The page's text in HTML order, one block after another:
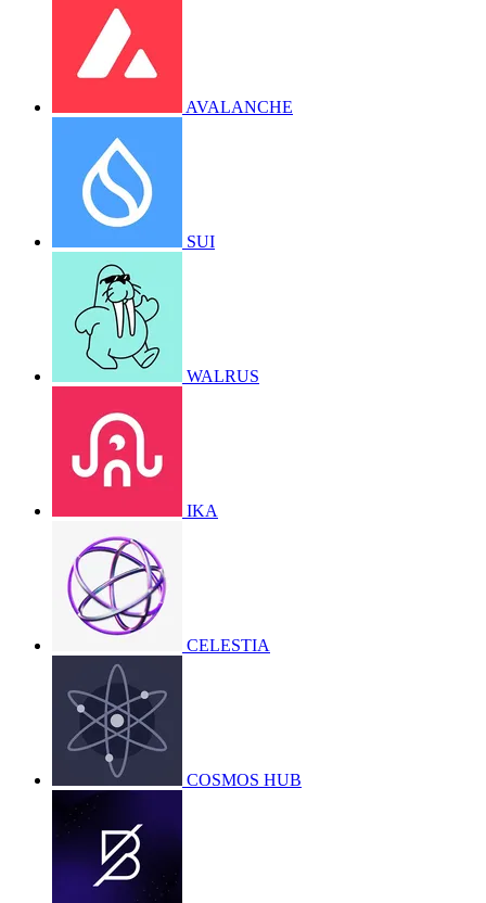
AVALANCHE
SUI
WALRUS
IKA
CELESTIA
COSMOS HUB